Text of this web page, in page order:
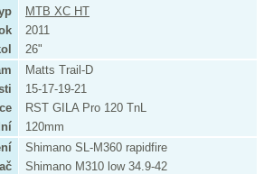
MTB XC HT
2011
26"
Matts Trail-D
15-17-19-21
RST GILA Pro 120 TnL
120mm
Shimano SL-M360 rapidfire
Shimano M310 low 34.9-42